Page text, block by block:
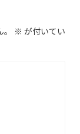
※ が付いてい